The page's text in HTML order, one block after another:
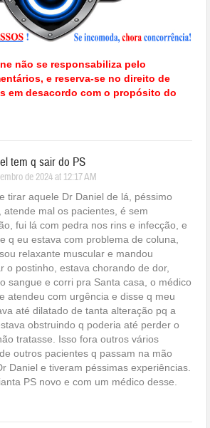
não se responsabiliza pelo
e reserva-se no direito de
em desacordo com o propósito do
tem q sair do PS
de 2024 at 12:17 AM
tirar aquele Dr Daniel de lá, péssimo
atende mal os pacientes, é sem
fui lá com pedra nos rins e infecção, e
q eu estava com problema de coluna,
relaxante muscular e mandou
o postinho, estava chorando de dor,
sangue e corri pra Santa casa, o médico
atendeu com urgência e disse q meu
até dilatado de tanta alteração pq a
obstruindo q poderia até perder o
tratasse. Isso fora outros vários
outros pacientes q passam na mão
Daniel e tiveram péssimas experiências.
PS novo e com um médico desse.